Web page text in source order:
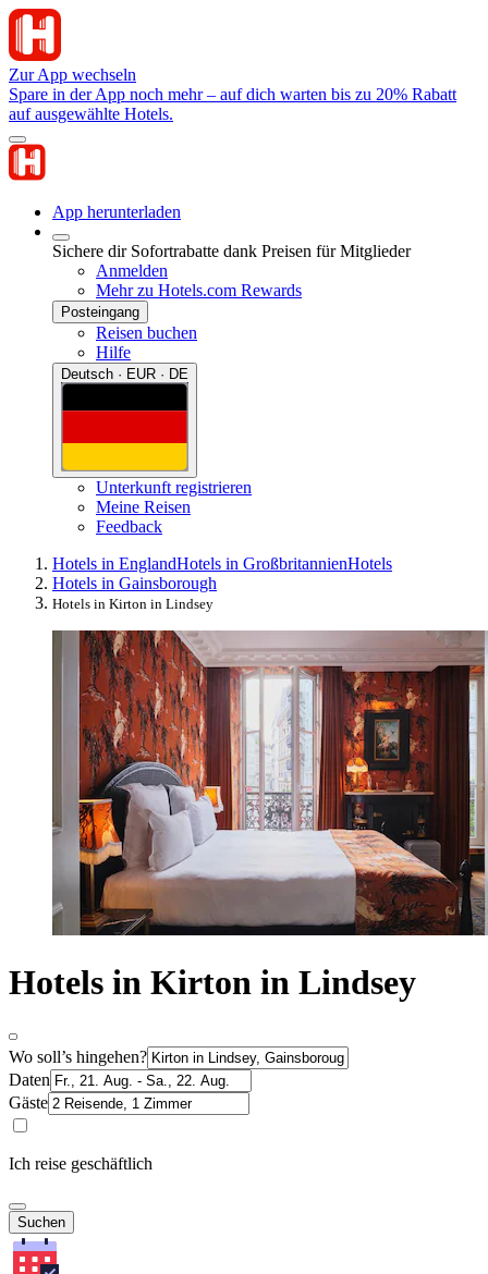
Zur App wechseln
Spare in der App noch mehr – auf dich warten bis zu 20% Rabatt
auf ausgewählte Hotels.
App herunterladen
Sichere dir Sofortrabatte dank Preisen für Mitglieder
Anmelden
Mehr zu Hotels.com Rewards
Posteingang
Reisen buchen
Hilfe
Deutsch · EUR · DE
Unterkunft registrieren
Meine Reisen
Feedback
Hotels in EnglandHotels in GroßbritannienHotels
Hotels in Gainsborough
Hotels in Kirton in Lindsey
Hotels in Kirton in Lindsey
Wo soll’s hingehen?
Daten
Gäste
Ich reise geschäftlich
Suchen